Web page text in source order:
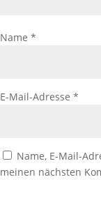
Name *
E-Mail-Adresse *
Name, E-Mail-
meinen nächsten